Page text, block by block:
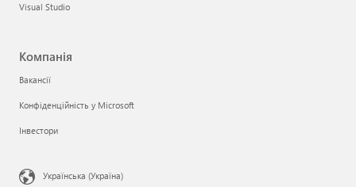
Visual Studio
Компанія
Вакансії
Конфіденційність у Microsoft
Інвестори
Українська (Україна)